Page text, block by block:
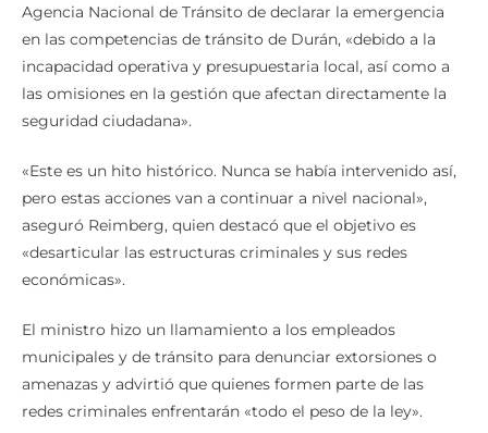
Agencia Nacional de Tránsito de declarar la emergencia
en las competencias de tránsito de Durán, «debido a la
incapacidad operativa y presupuestaria local, así como a
las omisiones en la gestión que afectan directamente la
seguridad ciudadana».
«Este es un hito histórico. Nunca se había intervenido así,
pero estas acciones van a continuar a nivel nacional»,
aseguró Reimberg, quien destacó que el objetivo es
«desarticular las estructuras criminales y sus redes
económicas».
El ministro hizo un llamamiento a los empleados
municipales y de tránsito para denunciar extorsiones o
amenazas y advirtió que quienes formen parte de las
redes criminales enfrentarán «todo el peso de la ley».